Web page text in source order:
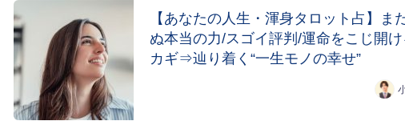
【あなたの人生・渾身タロット占】ま
ぬ本当の力/スゴイ評判/運命をこじ開
カギ⇒辿り着く“一生モノの幸せ”